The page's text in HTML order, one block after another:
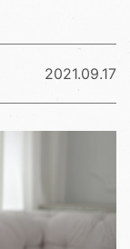
2021.09.17